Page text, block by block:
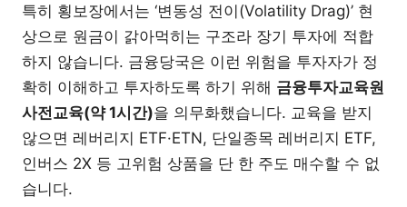
특히 횡보장에서는 ‘변동성 전이(Volatility Drag)’ 현
상으로 원금이 갉아먹히는 구조라 장기 투자에 적합
하지 않습니다. 금융당국은 이런 위험을 투자자가 정
확히 이해하고 투자하도록 하기 위해 금융투자교육원
사전교육(약 1시간)을 의무화했습니다. 교육을 받지
않으면 레버리지 ETF·ETN, 단일종목 레버리지 ETF,
인버스 2X 등 고위험 상품을 단 한 주도 매수할 수 없
습니다.